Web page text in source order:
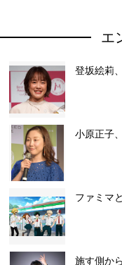
エ
登坂絵莉
小原正子
ファミマ
施す側か